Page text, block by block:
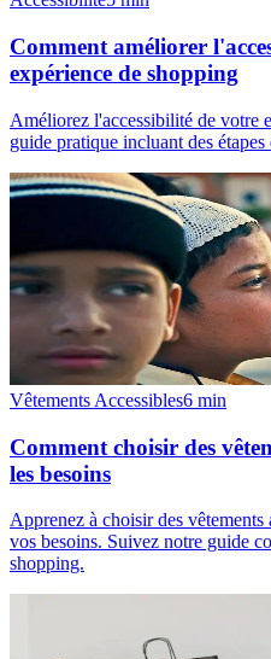
Comment améliorer
expérience de shopping
Améliorez l'accessibilité de votre
guide pratique incluant des
Vêtements Accessibles6 min
Comment choisir des
les besoins
Apprenez à choisir des
vos besoins. Suivez notre guide
shopping.